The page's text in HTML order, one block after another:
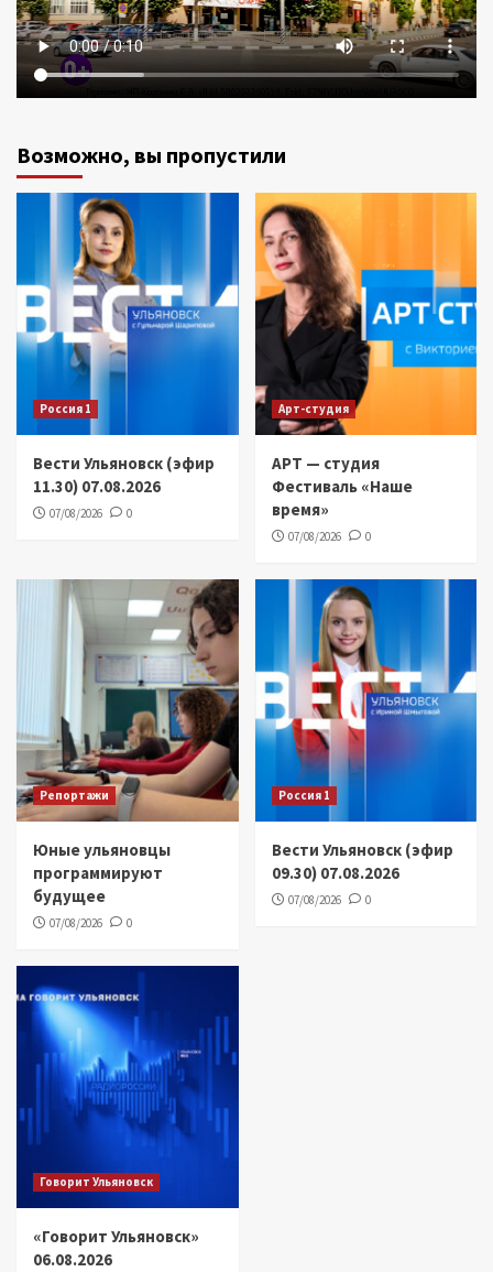
Возможно, вы пропустили
Россия 1
Вести Ульяновск (эфир
11.30) 07.08.2026
07/08/2026 0
Арт-студия
АРТ — студия
Фестиваль «Наше
время»
07/08/2026 0
Репортажи
Юные ульяновцы
программируют
будущее
07/08/2026 0
Россия 1
Вести Ульяновск (эфир
09.30) 07.08.2026
07/08/2026 0
Говорит Ульяновск
«Говорит Ульяновск»
06.08.2026